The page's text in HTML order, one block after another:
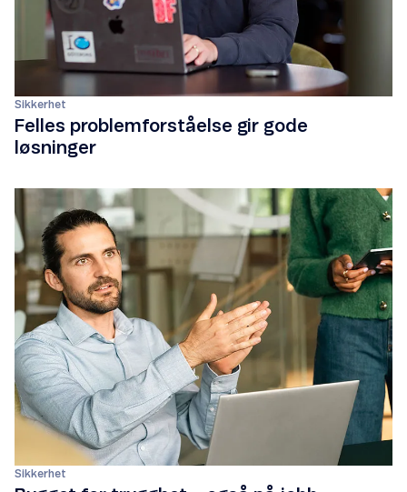
Sikkerhet
Felles problemforståelse gir gode
løsninger
Sikkerhet